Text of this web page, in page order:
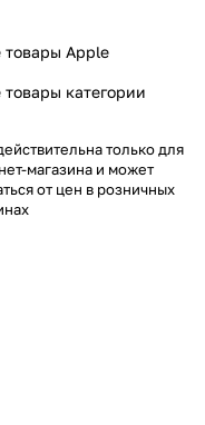
товары Apple
товары категории
только для
магазина и может
от цен в розничных